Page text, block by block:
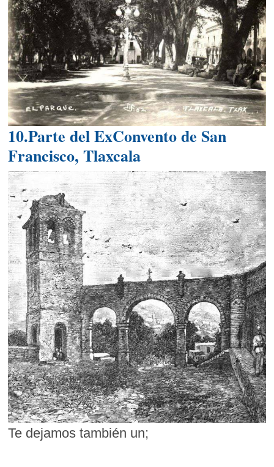
10.Parte del ExConvento de San
Francisco, Tlaxcala
Te dejamos también un;